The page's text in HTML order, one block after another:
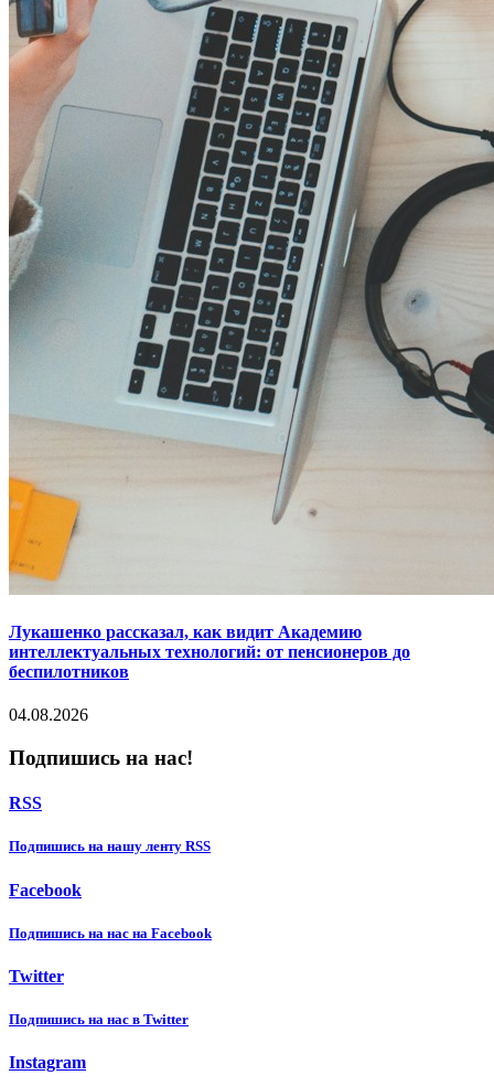
Лукашенко рассказал, как видит Академию
интеллектуальных технологий: от пенсионеров до
беспилотников
04.08.2026
Подпишись на нас!
RSS
Подпишиcь на нашу ленту RSS
Facebook
Подпишиcь на нас на Facebook
Twitter
Подпишиcь на нас в Twitter
Instagram